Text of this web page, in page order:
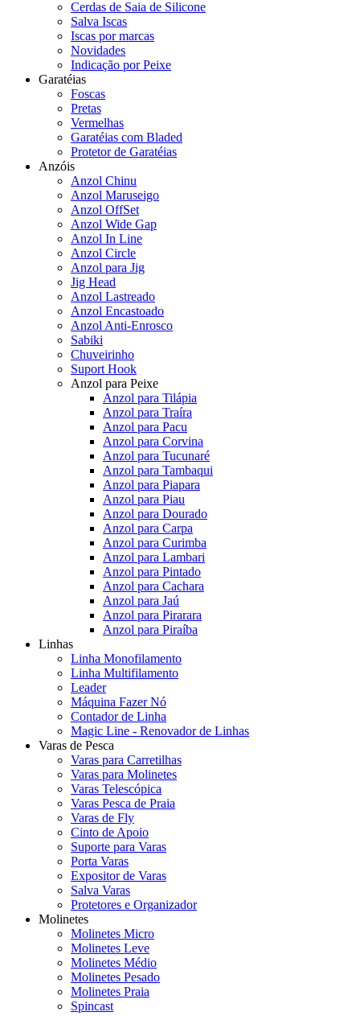
Cerdas de Saia de Silicone
Salva Iscas
Iscas por marcas
Novidades
Indicação por Peixe
Garatéias
Foscas
Pretas
Vermelhas
Garatéias com Bladed
Protetor de Garatéias
Anzóis
Anzol Chinu
Anzol Maruseigo
Anzol OffSet
Anzol Wide Gap
Anzol In Line
Anzol Circle
Anzol para Jig
Jig Head
Anzol Lastreado
Anzol Encastoado
Anzol Anti-Enrosco
Sabiki
Chuveirinho
Suport Hook
Anzol para Peixe
Anzol para Tilápia
Anzol para Traíra
Anzol para Pacu
Anzol para Corvina
Anzol para Tucunaré
Anzol para Tambaqui
Anzol para Piapara
Anzol para Piau
Anzol para Dourado
Anzol para Carpa
Anzol para Curimba
Anzol para Lambari
Anzol para Pintado
Anzol para Cachara
Anzol para Jaú
Anzol para Pirarara
Anzol para Piraíba
Linhas
Linha Monofilamento
Linha Multifilamento
Leader
Máquina Fazer Nó
Contador de Linha
Magic Line - Renovador de Linhas
Varas de Pesca
Varas para Carretilhas
Varas para Molinetes
Varas Telescópica
Varas Pesca de Praia
Varas de Fly
Cinto de Apoio
Suporte para Varas
Porta Varas
Expositor de Varas
Salva Varas
Protetores e Organizador
Molinetes
Molinetes Micro
Molinetes Leve
Molinetes Médio
Molinetes Pesado
Molinetes Praia
Spincast